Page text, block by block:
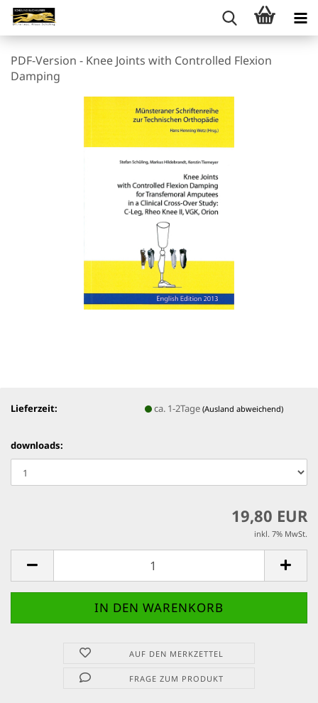
PDF-Version - Knee Joints with Controlled Flexion
Damping
Lieferzeit: ca. 1-2Tage(Ausland abweichend)
downloads:
19,80 EUR
inkl. 7% MwSt.
AUF DEN MERKZETTEL
FRAGE ZUM PRODUKT